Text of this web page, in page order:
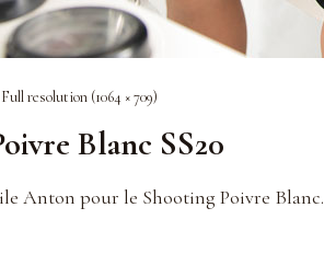
Full resolution (1064 × 709)
Blanc SS20
Anton pour le Shooting Poivre Blanc.